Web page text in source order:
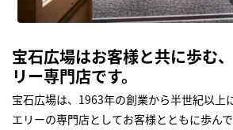
宝石広場はお客様と共に歩む
リー専門店です。
宝石広場は、1963年の創業から半世紀以上
エリーの専門店としてお客様とともに歩ん